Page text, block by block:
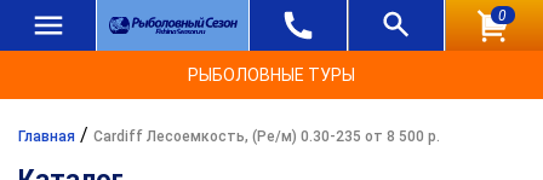
0
РЫБОЛОВНЫЕ ТУРЫ
Главная / Cardiff Лесоемкость, (Ре/м) 0.30-235 от 8 500 р.